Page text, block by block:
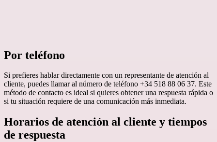
Por teléfono
Si prefieres hablar directamente con un representante de atención al
cliente, puedes llamar al número de teléfono +34 518 88 06 37. Este
método de contacto es ideal si quieres obtener una respuesta rápida o
si tu situación requiere de una comunicación más inmediata.
Horarios de atención al cliente y tiempos
de respuesta